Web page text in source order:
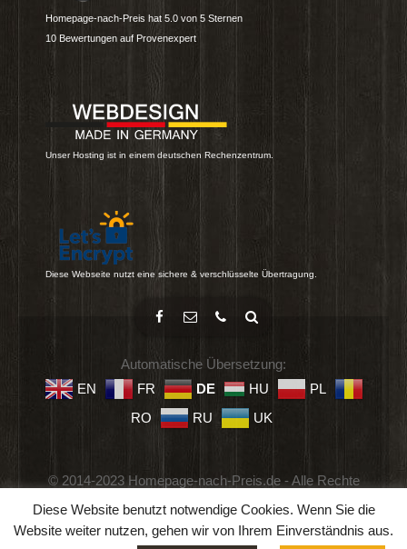
Homepage-nach-Preis hat 5.0 von 5 Sternen
10 Bewertungen auf Provenexpert
Unser Hosting ist in einem deutschen Rechenzentrum.
Diese Webseite nutzt eine sichere & verschlüsselte Übertragung.
Automatische Übersetzung:
EN
FR DE HU
PL
RO
RU UK
© 2014-2023 Homepage-nach-Preis.de - Alle Rechte
Geschäftsbedingungen
Diese Website benutzt notwendige Cookies. Wenn Sie die
Website weiter nutzen, gehen wir von Ihrem Einverständnis aus.